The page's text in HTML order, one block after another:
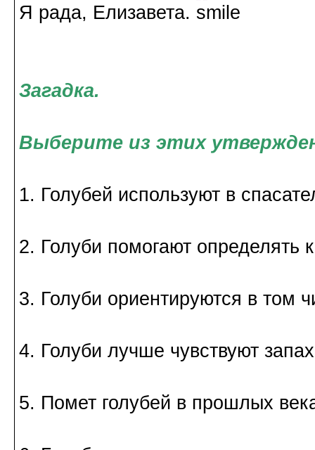
Я рада, Елизавета.
Загадка.
Выберите из этих
1. Голубей используют в
2. Голуби помогают определять
3. Голуби ориентируются в том
4. Голуби лучше чувствуют
5. Помет голубей в прошлых